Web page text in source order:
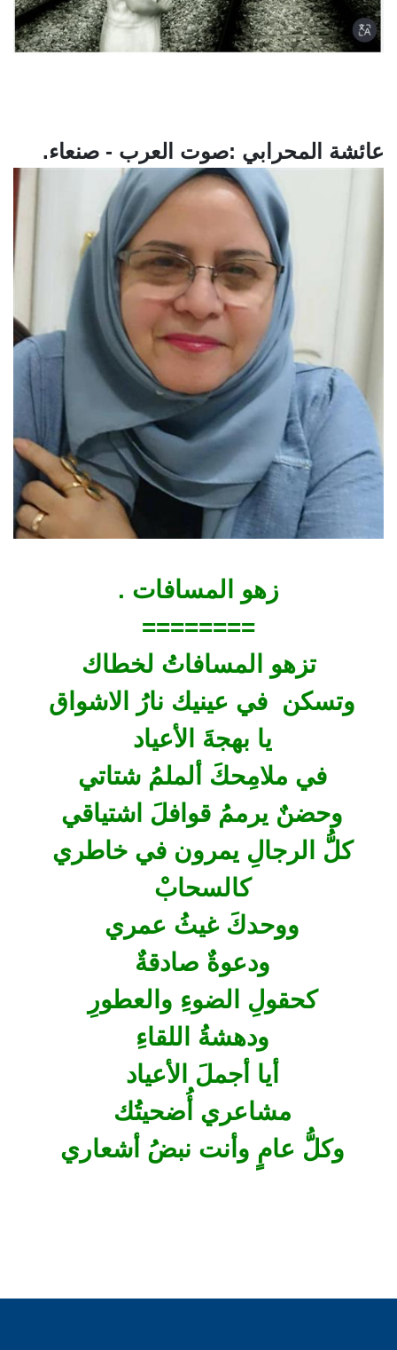
عائشة المحرابي :صوت العرب - صنعاء.
زهو المسافات .
========
تزهو المسافاتُ لخطاك
وتسكن في عينيك نارُ الاشواق
يا بهجةَ الأعياد
في ملامِحكَ ألملمُ شتاتي
وحضنٌ يرممُ قوافلَ اشتياقي
كلُّ الرجالِ يمرون في خاطري
كالسحابْ
ووحدكَ غيثُ عمري
ودعوةٌ صادقةٌ
كحقولِ الضوءِ والعطورِ
ودهشةُ اللقاءِ
أيا أجملَ الأعياد
مشاعري أُضحيتُك
وكلُّ عامٍ وأنت نبضُ أشعاري